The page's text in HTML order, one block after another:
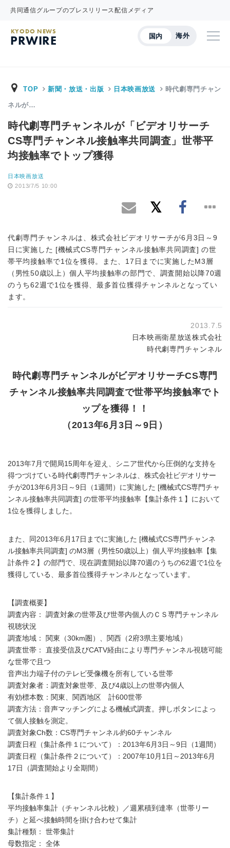
共同通信グループのプレスリリース配信メディア
国内 海外
KYODO NEWS
PRWIRE
TOP 新聞・放送・出版 日本映画放送 時代劇専門チャン
ネルが…
時代劇専門チャンネルが「ビデオリサーチ
CS専門チャンネル接触率共同調査」世帯平
均接触率でトップ獲得
日本映画放送
2013/7/5 10:00
代劇専門チャンネルは、株式会社ビデオリサーチが6月3日～9
日に実施した [機械式CS専門チャンネル接触率共同調査] の世
帯平均接触率で1位を獲得。また、17日までに実施したM3層
（男性50歳以上）個人平均接触率の部門で、調査開始以降70週
のうち62週で1位を獲得、最多首位獲得チャンネルとなってい
ます。
2013.7.5
日本映画衛星放送株式会社
時代劇専門チャンネル
時代劇専門チャンネルがビデオリサーチCS専門
チャンネル接触率共同調査で世帯平均接触率でト
ップを獲得！！
（2013年6月3日～9日）
2013年7月で開局15周年を迎え、シニア世代から圧倒的な支持を
得つづけている時代劇専門チャンネルは、株式会社ビデオリサー
チが2013年6月3日～9日（1週間）に実施した [機械式CS専門チャ
ンネル接触率共同調査] の世帯平均接触率【集計条件１】において
1位を獲得しました。
また、同2013年6月17日までに実施した [機械式CS専門チャンネ
ル接触率共同調査] のM3層（男性50歳以上）個人平均接触率【集
計条件２】の部門で、現在調査開始以降70週のうちの62週で1位を
獲得している、最多首位獲得チャンネルとなっています。
【調査概要】
調査内容： 調査対象の世帯及び世帯内個人のＣＳ専門チャンネル
視聴状況
調査地域： 関東（30km圏）、関西（2府3県主要地域）
調査世帯： 直接受信及びCATV経由により専門チャンネル視聴可能
な世帯で且つ
音声出力端子付のテレビ受像機を所有している世帯
調査対象者：調査対象世帯、及び4歳以上の世帯内個人
有効標本数：関東、関西地区 計600世帯
調査方法：音声マッチングによる機械式調査。押しボタンによっ
て個人接触を測定。
調査対象Ch数：CS専門チャンネル約60チャンネル
調査日程（集計条件１について）：2013年6月3日～9日（1週間）
調査日程（集計条件２について）：2007年10月1日～2013年6月
17日（調査開始より全期間）
【集計条件１】
平均接触率集計（チャンネル比較）／週累積到達率（世帯リー
チ）と延べ接触時間を掛け合わせて集計
集計種類： 世帯集計
母数指定： 全体